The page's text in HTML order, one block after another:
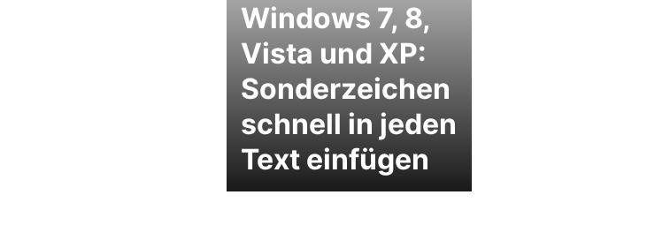
Windows 7, 8,
Vista und XP:
Sonderzeichen
schnell in jeden
Text einfügen